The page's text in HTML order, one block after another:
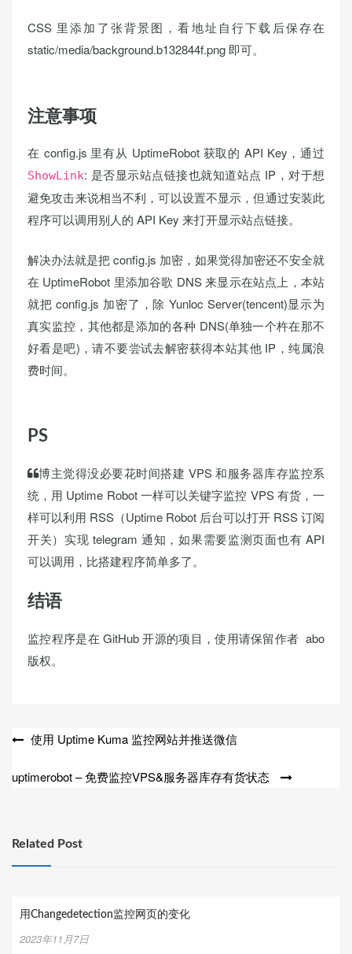
CSS 里添加了张背景图，看地址自行下载后保存在
static/media/background.b132844f.png 即可。
注意事项
在 config.js 里有从 UptimeRobot 获取的 API Key，通过
ShowLink: 是否显示站点链接也就知道站点 IP，对于想
避免攻击来说相当不利，可以设置不显示，但通过安装此
程序可以调用别人的 API Key 来打开显示站点链接。
解决办法就是把 config.js 加密，如果觉得加密还不安全就
在 UptimeRobot 里添加谷歌 DNS 来显示在站点上，本站
就把 config.js 加密了，除 Yunloc Server(tencent)显示为
真实监控，其他都是添加的各种 DNS(单独一个杵在那不
好看是吧)，请不要尝试去解密获得本站其他 IP，纯属浪
费时间。
PS
博主觉得没必要花时间搭建 VPS 和服务器库存监控系
统，用 Uptime Robot 一样可以关键字监控 VPS 有货，一
样可以利用 RSS（Uptime Robot 后台可以打开 RSS 订阅
开关）实现 telegram 通知，如果需要监测页面也有 API
可以调用，比搭建程序简单多了。
结语
监控程序是在 GitHub 开源的项目，使用请保留作者 abo
版权。
文
导
使用 Uptime Kuma 监控网站并推送微信
uptimerobot – 免费监控VPS&服务器库存有货状态
Related Post
用Changedetection监控网页的变化
2023年11月7日